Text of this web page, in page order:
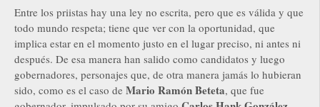
Entre los priistas hay una ley no escrita, pero que es válida y que
todo mundo respeta; tiene que ver con la oportunidad, que
implica estar en el momento justo en el lugar preciso, ni antes ni
después. De esa manera han salido como candidatos y luego
gobernadores, personajes que, de otra manera jamás lo hubieran
sido, como es el caso de Mario Ramón Beteta, que fue